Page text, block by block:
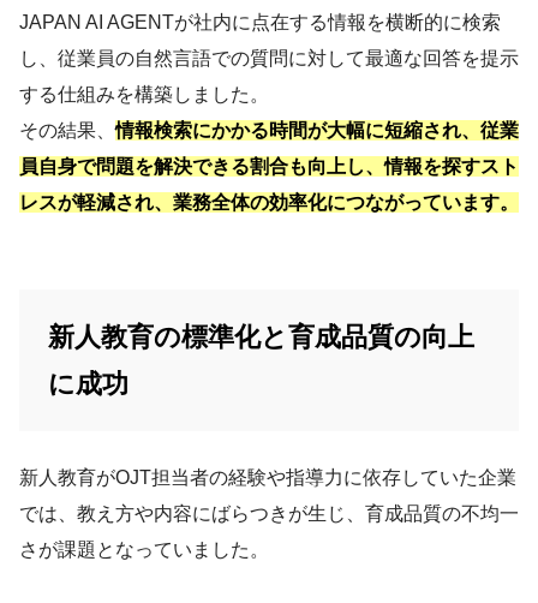
JAPAN AI AGENTが社内に点在する情報を横断的に検索
し、従業員の自然言語での質問に対して最適な回答を提示
する仕組みを構築しました。
その結果、情報検索にかかる時間が大幅に短縮され、従業
員自身で問題を解決できる割合も向上し、情報を探すスト
レスが軽減され、業務全体の効率化につながっています。
新人教育の標準化と育成品質の向上
に成功
新人教育がOJT担当者の経験や指導力に依存していた企業
では、教え方や内容にばらつきが生じ、育成品質の不均一
さが課題となっていました。